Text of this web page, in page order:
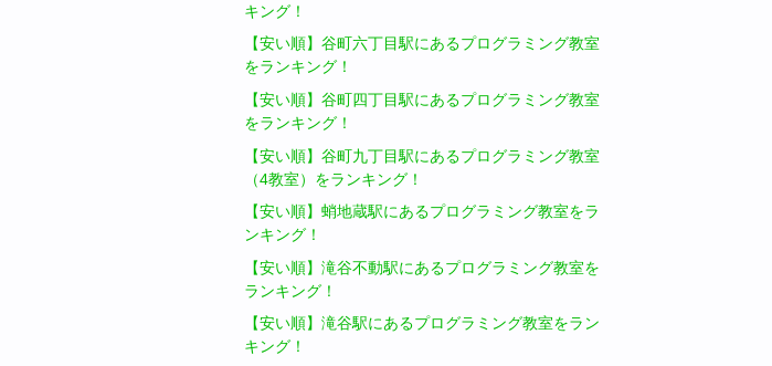
キング！
【安い順】谷町六丁目駅にあるプログラミング教室
をランキング！
【安い順】谷町四丁目駅にあるプログラミング教室
をランキング！
【安い順】谷町九丁目駅にあるプログラミング教室
（4教室）をランキング！
【安い順】蛸地蔵駅にあるプログラミング教室をラ
ンキング！
【安い順】滝谷不動駅にあるプログラミング教室を
ランキング！
【安い順】滝谷駅にあるプログラミング教室をラン
キング！